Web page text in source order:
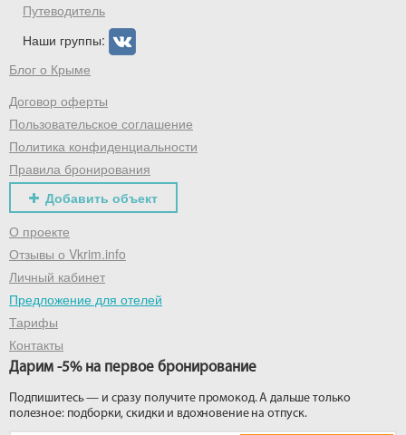
Путеводитель
Наши группы:
Блог о Крыме
Договор оферты
Пользовательское соглашение
Политика конфиденциальности
Правила бронирования
Добавить объект
О проекте
Отзывы о Vkrim.info
Личный кабинет
Предложение для отелей
Тарифы
Контакты
Дарим -5% на первое бронирование
Подпишитесь — и сразу получите промокод. А дальше только
полезное: подборки, скидки и вдохновение на отпуск.